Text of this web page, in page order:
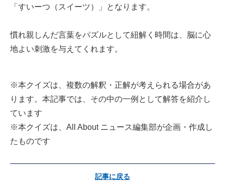
「すいーつ（スイーツ）」となります。
慣れ親しんだ言葉をパズルとして紐解く時間は、脳に心
地よい刺激を与えてくれます。
※本クイズは、複数の解釈・正解が考えられる場合があ
ります。本記事では、その中の一例として解答を紹介し
ています
※本クイズは、All About ニュース編集部が企画・作成し
たものです
記事に戻る